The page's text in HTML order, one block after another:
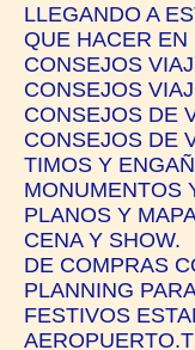
LLEGANDO A
QUE HACER EN
CONSEJOS
CONSEJOS
CONSEJOS DE
CONSEJOS DE
TIMOS Y
MONUMENTOS
PLANOS Y
CENA Y SHOW.
DE COMPRAS
PLANNING
FESTIVOS